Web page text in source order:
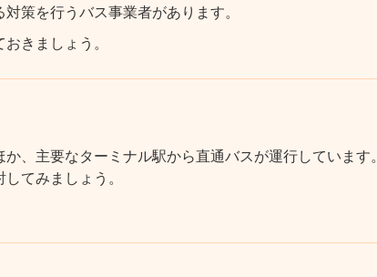
策を行うバス事業者があります。
きましょう。
、主要なターミナル駅から直通バスが運行しています。
てみましょう。